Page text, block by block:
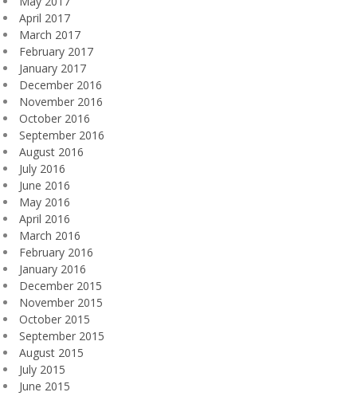
April 2017
March 2017
February 2017
January 2017
December 2016
November 2016
October 2016
September 2016
August 2016
July 2016
June 2016
May 2016
April 2016
March 2016
February 2016
January 2016
December 2015
November 2015
October 2015
September 2015
August 2015
July 2015
June 2015